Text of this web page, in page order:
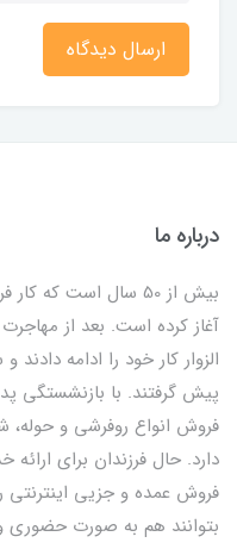
ارسال دیدگاه
درباره ما
بیش از 50 سال است
آغاز کرده است. بعد از مهاجرت
الزوار کار خود را ادامه
پیش گرفتند. با بازنشستگی
فروش عمده و جزیی اینترنتی
بتوانند هم به صورت